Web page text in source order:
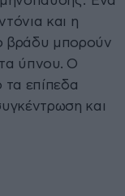
και η
βράδυ μπορούν
ύπνου. Ο
τα επίπεδα
και